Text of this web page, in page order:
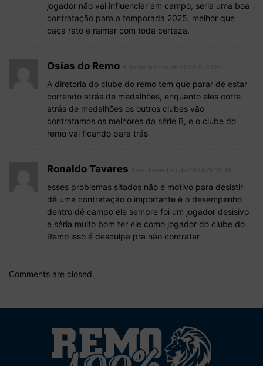
jogador não vai influenciar em campo, seria uma boa
contratação para a temporada 2025, melhor que
caça rato e raimar com toda certeza.
Osias do Remo
A diretoria do clube do remo tem que parar de estar
correndo atrás de medalhões, enquanto eles corre
atrás de medalhões os outros clubes vão
contratamos os melhores da série B, e o clube do
remo vai ficando para trás
Ronaldo Tavares
esses problemas sitados não é motivo para desistir
dê uma contratação o importante é o desempenho
dentro dê campo ele sempre foi um jogador desisivo
e séria muito bom ter ele como jogador do clube do
Remo isso é desculpa pra não contratar
Comments are closed.